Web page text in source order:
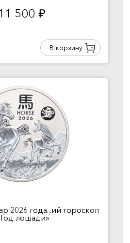
500 руб.
В корзину
2026 года...ий гороскоп
лошади»